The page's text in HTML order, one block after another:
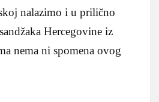
nalazimo i u prilično
Hercegovine iz
nema ni spomena ovog